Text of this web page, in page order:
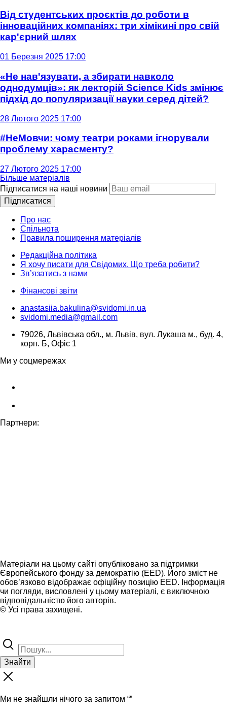
Від студентських проєктів до роботи в
інноваційних компаніях: три хімікині про свій
кар'єрний шлях
01 Березня 2025 17:00
«Не нав'язувати, а збирати навколо
однодумців»: як лекторій Science Kids змінює
підхід до популяризації науки серед дітей?
28 Лютого 2025 17:00
#НеМовчи: чому театри роками ігнорували
проблему харасменту?
27 Лютого 2025 17:00
Більше матеріалів
Підписатися на наші новини
Підписатися
Про нас
Спільнота
Правила поширення матеріалів
Редакційна політика
Я хочу писати для Свідомих. Що треба робити?
Зв’язатись з нами
Фінансові звіти
anastasiia.bakulina@svidomi.in.ua
svidomi.media@gmail.com
79026, Львівська обл., м. Львів, вул. Лукаша м., буд. 4,
корп. Б, Офіс 1
Ми у соцмережах
Партнери:
Матеріали на цьому сайті опубліковано за підтримки
Європейського фонду за демократію (EED). Його зміст не
обов’язково відображає офіційну позицію EED. Інформація
чи погляди, висловлені у цьому матеріалі, є виключною
відповідальністю його авторів.
© Усі права захищені.
Знайти
Ми не знайшли нічого за запитом “”